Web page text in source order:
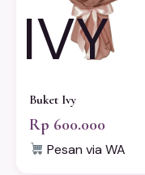
IVY
Buket Ivy
Rp 600.000
Pesan via WA